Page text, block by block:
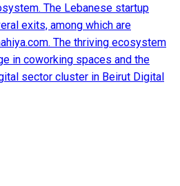
The Lebanese startup
exits, among which are
The thriving ecosystem
in coworking spaces and the
sector cluster in Beirut Digital